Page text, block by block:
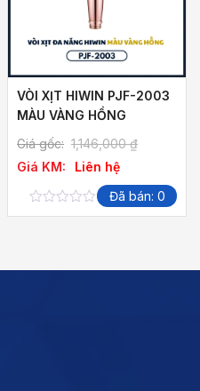
VÒI XỊT HIWIN PJF-2003
MÀU VÀNG HỒNG
Giá gốc: 1,146,000₫
Giá KM:
Liên hệ
0
Đã bán: 0